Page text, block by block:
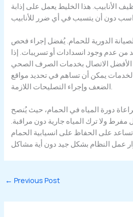
الأنابيب. هذا الخليط يعمل على إذابة
الدورية للحمام. يُفضل إجراء فحص
من عدم وجود انسدادات أو تسريبات. إذا
الأفضل الاتصال بخدمات الصرف الصحي
يمكن أن تساهم في تحديد مواقع
دورة المياه في الحمام، حيث يُنصح
مفرط ولا ترك المياه جارية دون مراقبة.
على الحفاظ على انسيابية الحمام
← Previous Post